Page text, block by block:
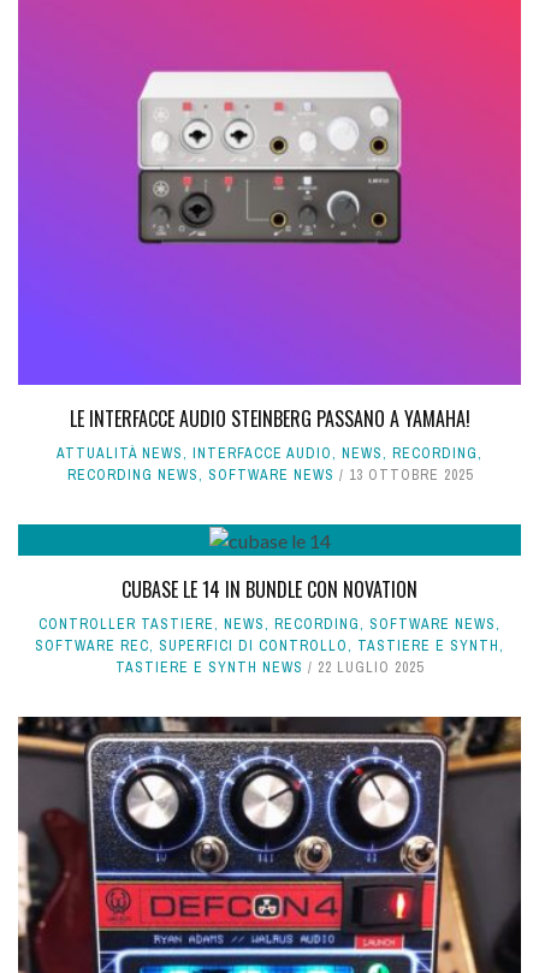
LE INTERFACCE AUDIO STEINBERG PASSANO A YAMAHA!
ATTUALITÀ NEWS, INTERFACCE AUDIO, NEWS, RECORDING,
RECORDING NEWS, SOFTWARE NEWS 13 OTTOBRE 2025
CUBASE LE 14 IN BUNDLE CON NOVATION
CONTROLLER TASTIERE, NEWS, RECORDING, SOFTWARE NEWS,
SOFTWARE REC, SUPERFICI DI CONTROLLO, TASTIERE E SYNTH,
TASTIERE E SYNTH NEWS
22 LUGLIO 2025